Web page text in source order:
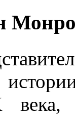
Монро